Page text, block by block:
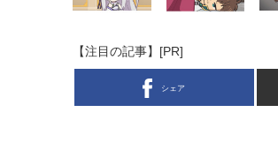
【注目の記事】[PR]
シェア